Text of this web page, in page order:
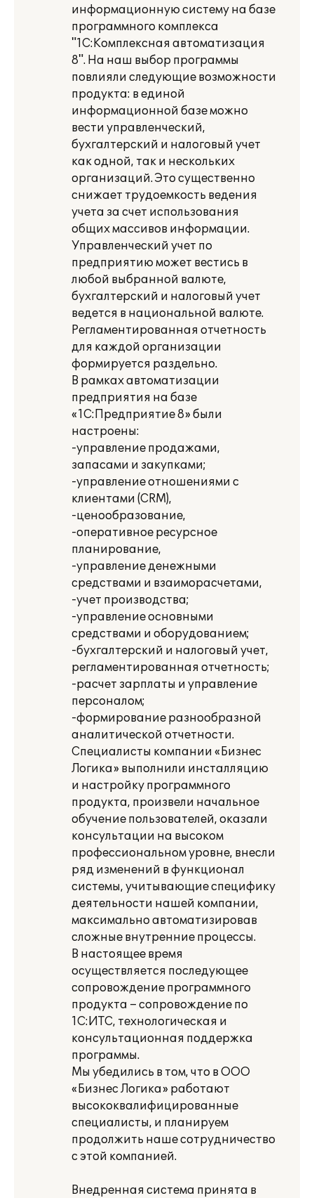
информационную систему на базе
программного комплекса
"1С:Комплексная автоматизация
8". На наш выбор программы
повлияли следующие возможности
продукта: в единой
информационной базе можно
вести управленческий,
бухгалтерский и налоговый учет
как одной, так и нескольких
организаций. Это существенно
снижает трудоемкость ведения
учета за счет использования
общих массивов информации.
Управленческий учет по
предприятию может вестись в
любой выбранной валюте,
бухгалтерский и налоговый учет
ведется в национальной валюте.
Регламентированная отчетность
для каждой организации
формируется раздельно.
В рамках автоматизации
предприятия на базе
«1С:Предприятие 8» были
настроены:
-управление продажами,
запасами и закупками;
-управление отношениями с
клиентами (CRM),
-ценообразование,
-оперативное ресурсное
планирование,
-управление денежными
средствами и взаиморасчетами,
-учет производства;
-управление основными
средствами и оборудованием;
-бухгалтерский и налоговый учет,
регламентированная отчетность;
-расчет зарплаты и управление
персоналом;
-формирование разнообразной
аналитической отчетности.
Специалисты компании «Бизнес
Логика» выполнили инсталляцию
и настройку программного
продукта, произвели начальное
обучение пользователей, оказали
консультации на высоком
профессиональном уровне, внесли
ряд изменений в функционал
системы, учитывающие специфику
деятельности нашей компании,
максимально автоматизировав
сложные внутренние процессы.
В настоящее время
осуществляется последующее
сопровождение программного
продукта – сопровождение по
1С:ИТС, технологическая и
консультационная поддержка
программы.
Мы убедились в том, что в ООО
«Бизнес Логика» работают
высококвалифицированные
специалисты, и планируем
продолжить наше сотрудничество
с этой компанией.
Внедренная система принята в